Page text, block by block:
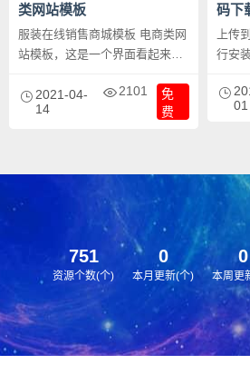
类网站模板
服装在线销售商城模板 电商类网
站模板，这是一个界面看起来非
用于鞋帽穿搭之类的在线销售商
城也是不错的选择。首页共6种不
2021-04-
14
2101
免
费
码下
上传
行安
原数
帐号
SEO
01
751
资源个数(个)
0
本月更新(个)
0
本周更